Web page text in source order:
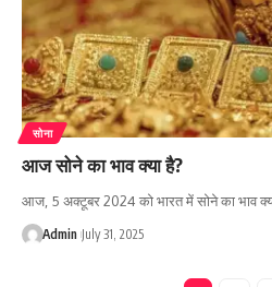
सोना
आज सोने का भाव क्या है?
आज, 5 अक्टूबर 2024 को भारत में सोने का भाव
Admin July 31, 2025